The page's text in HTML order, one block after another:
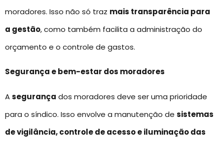
moradores. Isso não só traz mais transparência para
a gestão, como também facilita a administração do
orçamento e o controle de gastos.
Segurança e bem-estar dos moradores
Asegurança dos moradores deve ser uma prioridade
para o síndico. Isso envolve a manutenção de sistemas
de vigilância, controle de acesso e iluminação das